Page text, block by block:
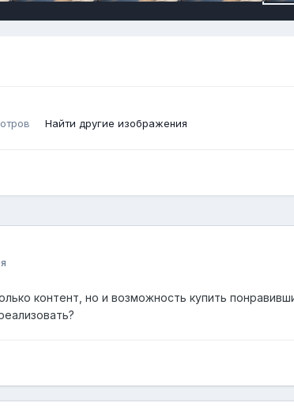
Найти другие изображения
контент, но и возможность купить